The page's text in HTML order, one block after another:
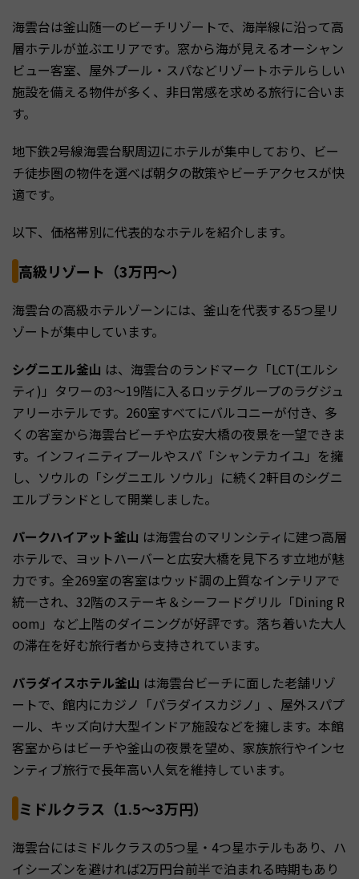
海雲台は釜山随一のビーチリゾートで、海岸線に沿って高
層ホテルが並ぶエリアです。窓から海が見えるオーシャン
ビュー客室、屋外プール・スパなどリゾートホテルらしい
施設を備える物件が多く、非日常感を求める旅行に合いま
す。
地下鉄2号線海雲台駅周辺にホテルが集中しており、ビー
チ徒歩圏の物件を選べば朝夕の散策やビーチアクセスが快
適です。
以下、価格帯別に代表的なホテルを紹介します。
高級リゾート（3万円〜）
海雲台の高級ホテルゾーンには、釜山を代表する5つ星リ
ゾートが集中しています。
シグニエル釜山 は、海雲台のランドマーク「LCT(エルシ
ティ)」タワーの3〜19階に入るロッテグループのラグジュ
アリーホテルです。260室すべてにバルコニーが付き、多
くの客室から海雲台ビーチや広安大橋の夜景を一望できま
す。インフィニティプールやスパ「シャンテカイユ」を擁
し、ソウルの「シグニエル ソウル」に続く2軒目のシグニ
エルブランドとして開業しました。
パークハイアット釜山 は海雲台のマリンシティに建つ高層
ホテルで、ヨットハーバーと広安大橋を見下ろす立地が魅
力です。全269室の客室はウッド調の上質なインテリアで
統一され、32階のステーキ＆シーフードグリル「Dining R
oom」など上階のダイニングが好評です。落ち着いた大人
の滞在を好む旅行者から支持されています。
パラダイスホテル釜山 は海雲台ビーチに面した老舗リゾ
ートで、館内にカジノ「パラダイスカジノ」、屋外スパプ
ール、キッズ向け大型インドア施設などを擁します。本館
客室からはビーチや釜山の夜景を望め、家族旅行やインセ
ンティブ旅行で長年高い人気を維持しています。
ミドルクラス（1.5〜3万円）
海雲台にはミドルクラスの5つ星・4つ星ホテルもあり、ハ
イシーズンを避ければ2万円台前半で泊まれる時期もあり